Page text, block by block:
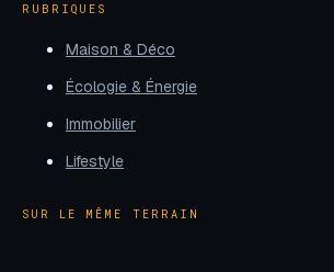
RUBRIQUES
Maison & Déco
Écologie & Énergie
Immobilier
Lifestyle
SUR LE MÊME TERRAIN